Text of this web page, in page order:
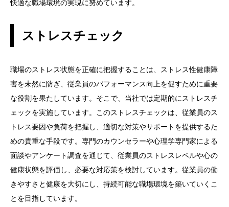
快適な職場環境の実現に努めています。
ストレスチェック
職場のストレス状態を正確に把握することは、ストレス性健康障
害を未然に防ぎ、従業員のパフォーマンス向上を促すために重要
な役割を果たしています。そこで、当社では定期的にストレスチ
ェックを実施しています。このストレスチェックは、従業員のス
トレス要因や負荷を把握し、適切な対策やサポートを提供するた
めの貴重な手段です。専門のカウンセラーや心理学専門家による
面談やアンケート調査を通じて、従業員のストレスレベルや心の
健康状態を評価し、必要な対応策を検討しています。従業員の働
きやすさと健康を大切にし、持続可能な職場環境を築いていくこ
とを目指しています。